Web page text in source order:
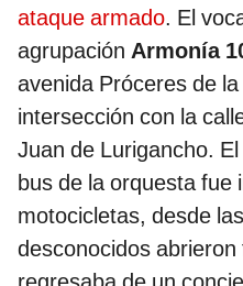
ataque armado. El
agrupación Armonía
avenida Próceres de
intersección con la
Juan de Lurigancho.
bus de la orquesta fue
motocicletas, desde
desconocidos